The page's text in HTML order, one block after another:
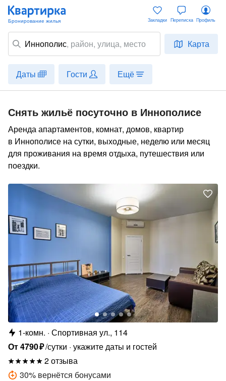
Иннополис, район, улица, место Карта
Закладки Переписка Профиль
Даты Гости Ещё
Снять жильё посуточно в Иннополисе
Аренда апартаментов, комнат, домов, квартир
в Иннополисе на сутки, выходные, неделю или месяц
для проживания на время отдыха, путешествия или
поездки.
1-комн. Спортивная ул., 114
От4790₽/сутки укажите даты и гостей
2 отзыва
30% вернётся бонусами